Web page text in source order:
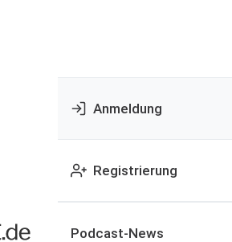
Anmeldung
Registrierung
Podcast-News